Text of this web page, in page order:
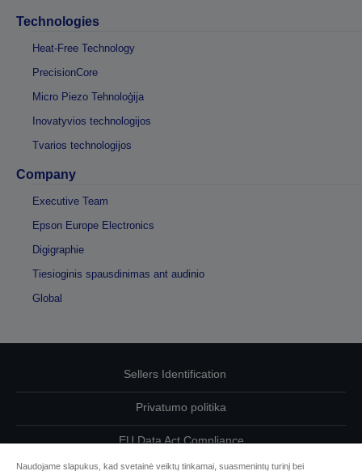
Technologies
Heat-Free Technology
PrecisionCore
Micro Piezo Tehnoloģija
Inovatyvios technologijos
Tvarios technologijos
Company
Executive Team
Epson Europe Electronics
Digigraphie
Tiesioginis spausdinimas ant audinio
Global
Sellers Identification
Privatumo politika
EU Data Act Compliance
Naudojame slapukus, kad svetainė veiktų tinkamai, suasmenintų turinį bei